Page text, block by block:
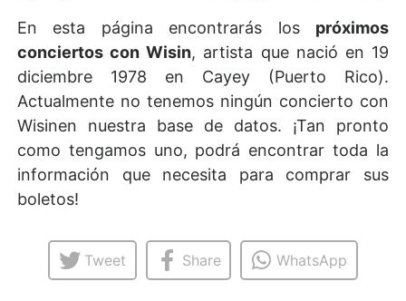
En esta página encontrarás los próximos
conciertos con Wisin, artista que nació en 19
diciembre 1978 en Cayey (Puerto Rico).
Actualmente no tenemos ningún concierto con
Wisinen nuestra base de datos. ¡Tan pronto
como tengamos uno, podrá encontrar toda la
información que necesita para comprar sus
boletos!
Tweet Share WhatsApp